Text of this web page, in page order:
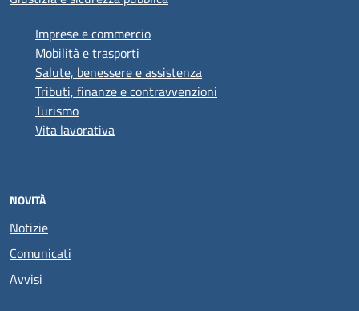
Imprese e commercio
Mobilità e trasporti
Salute, benessere e assistenza
Tributi, finanze e contravvenzioni
Turismo
Vita lavorativa
NOVITÀ
Notizie
Comunicati
Avvisi